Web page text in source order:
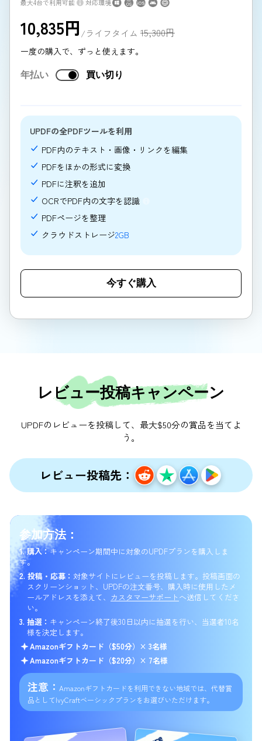
最大4台で利用可能 対応環境
10,835円/ライフタイム 15,300円
一度の購入で、ずっと使えます。
年払い
買い切り
UPDFの全PDFツールを利用
PDF内のテキスト・画像・リンクを編集
PDFをほかの形式に変換
PDFに注釈を追加
OCRでPDF内の文字を認識
PDFページを整理
クラウドストレージ2GB
今すぐ購入
レビュー投稿キャンペーン
UPDFのレビューを投稿して、最大$50分の賞品を当てよ
う。
レビュー投稿先：
参加方法：
1. 購入：キャンペーン期間中に対象のUPDFプランを購入しま
す。
2. 投稿・応募： 対象サイトにレビューを投稿します。 投稿画面の
スクリーンショット、UPDFの注文番号、 購入時に使用したメ
ールアドレスを添えて、
カスタマーサポート へ送信してくださ
い。
3. 抽選： キャンペーン終了後30日以内に抽選を行い、当選者10名
様を決定します。
Amazonギフトカード（$50分）× 3名様
Amazonギフトカード（$20分）× 7名様
注意： Amazonギフトカードを利用できない地域では、 代替賞
品としてIvyCraftベーシックプランをお選びいただけます。